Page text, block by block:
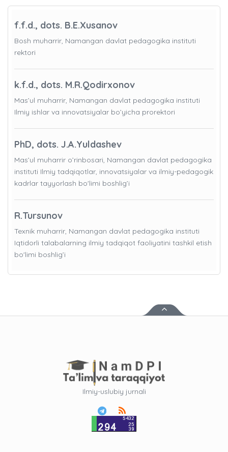
f.f.d., dots. B.E.Xusanov
Bosh muharrir, Namangan davlat pedagogika instituti
rektori
k.f.d., dots. M.R.Qodirxonov
Mas’ul muharrir, Namangan davlat pedagogika instituti
Ilmiy ishlar va innovatsiyalar bo’yicha prorektori
PhD, dots. J.A.Yuldashev
Mas’ul muharrir o’rinbosari, Namangan davlat pedagogika
instituti Ilmiy tadqiqotlar, innovatsiyalar va ilmiy-pedagogik
kadrlar tayyorlash bo'limi boshlig’i
R.Tursunov
Texnik muharrir, Namangan davlat pedagogika instituti
Iqtidorli talabalarning ilmiy tadqiqot faoliyatini tashkil etish
bo'limi boshlig’i
Ilmiy-uslubiy jurnali